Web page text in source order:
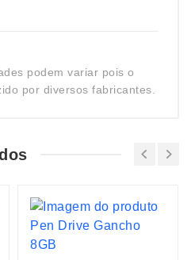
podem variar pois o
por diversos fabricantes.